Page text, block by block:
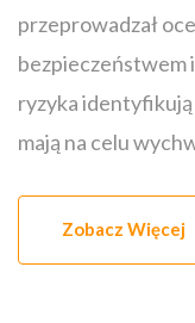
przeprowadzał
bezpieczeństwem
ryzyka
mają na celu
Zobacz Więcej